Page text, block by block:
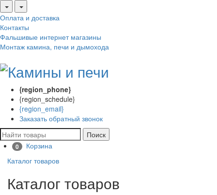
Оплата и доставка
Контакты
Фальшивые интернет магазины
Монтаж камина, печи и дымохода
{region_phone}
{region_schedule}
{region_email}
Заказать обратный звонок
Поиск
0
Корзина
Каталог товаров
Каталог товаров